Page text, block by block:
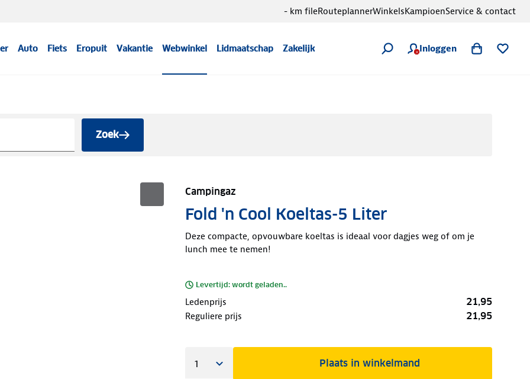
Auto Fiets Eropuit Vakantie Webwinkel Lidmaatschap Zakelijk Inloggen
- km fileRouteplannerWinkelsKampioenService & contact
Zoek
Campingaz
Fold 'n Cool Koeltas-5 Liter
Deze compacte, opvouwbare koeltas is ideaal voor dagjes weg of om je
lunch mee te nemen!
Levertijd: wordt geladen..
Ledenprijs 21,95
Reguliere prijs 21,95
Plaats in winkelmand